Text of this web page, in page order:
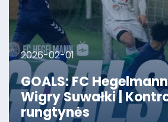
2026-02-01
GOALS: FC
Wigry Suwałki |
rungtynės